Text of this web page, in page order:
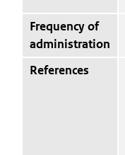
Frequency of
administration
References